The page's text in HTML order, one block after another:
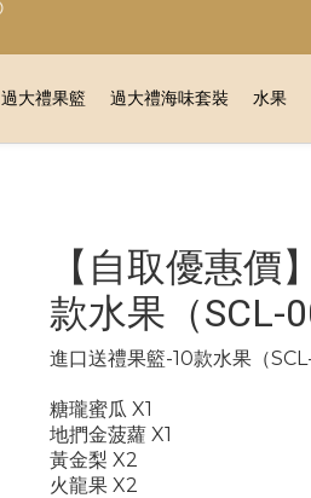
過大禮果籃 過大禮海味套裝 水果
【自取優惠價
款水果（SCL-
進口送禮果籃-10款水果（SCL-
糖瓏蜜瓜 X1
地捫金菠蘿 X1
黃金梨 X2
火龍果 X2